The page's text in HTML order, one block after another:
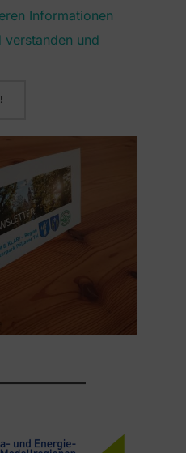
Informationen
verstanden und